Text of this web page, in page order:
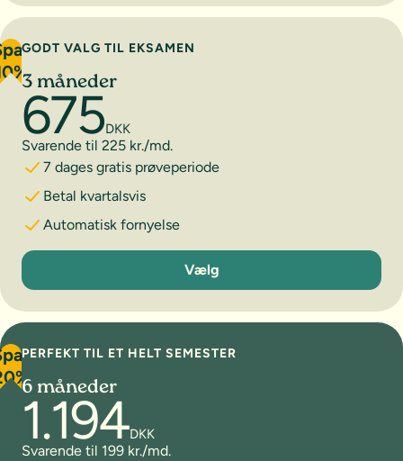
GODT VALG TIL EKSAMEN
3 måneder
675DKK
Svarende til 225 kr./md.
7 dages gratis prøveperiode
Betal kvartalsvis
Automatisk fornyelse
3 måneder
Vælg
PERFEKT TIL ET HELT SEMESTER
6 måneder
1.194DKK
Svarende til 199 kr./md.